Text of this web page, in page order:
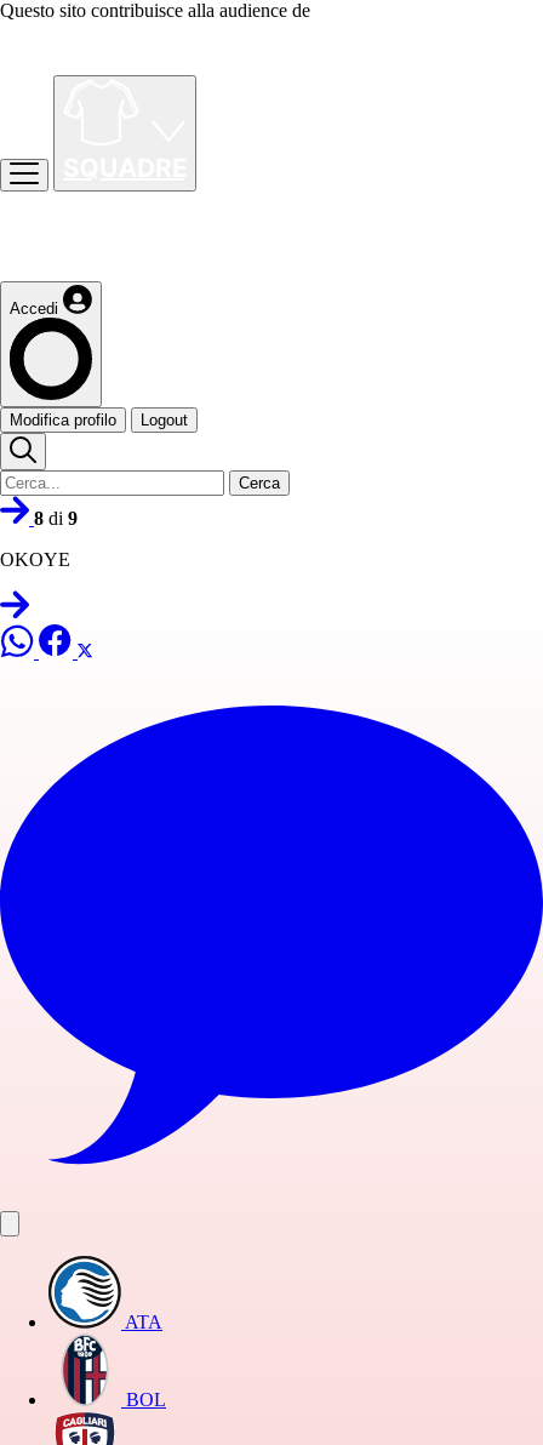
Questo sito contribuisce alla audience de
Accedi
Modifica profilo Logout
Cerca
8 di 9
OKOYE
ATA
BOL